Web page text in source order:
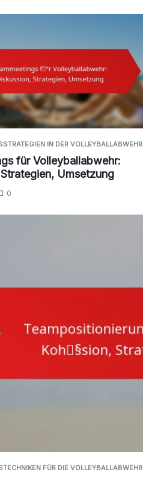
IN DER VOLLEYBALLABWEHR
für Volleyballabwehr:
Umsetzung
0
FÜR DIE VOLLEYBALLABWEHR